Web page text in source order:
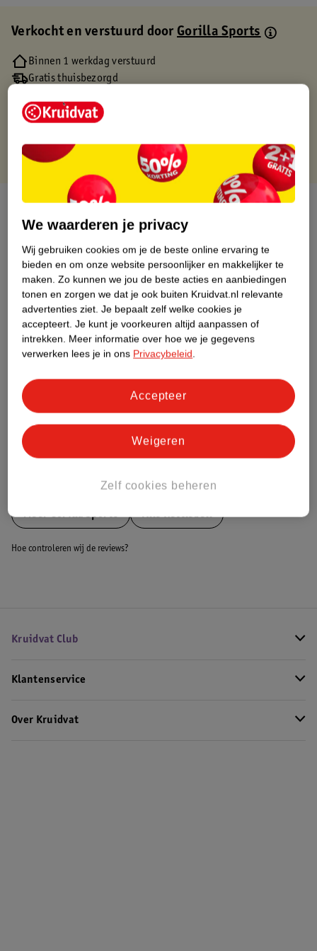
Verkocht en verstuurd doorGorilla Sports
Binnen 1 werkdag verstuurd
Gratis thuisbezorgd
Gratis punten met je Kruidvat kaart
Over dit product
Etiketinformatie
Nature Impact Score
Dit product heeft (nog) geen Nature
Impact Score.
Bestel & Bezorginformatie
MeerGorilla Sports Alle Kettlebell
Hoe controleren wij de reviews?
Kruidvat Club
Klantenservice
Over Kruidvat
We waarderen je privacy
Wij gebruiken cookies om je de beste online ervaring te
bieden en om onze website persoonlijker en makkelijker te
maken. Zo kunnen we jou de beste acties en aanbiedingen
tonen en zorgen we dat je ook buiten Kruidvat.nl relevante
advertenties ziet. Je bepaalt zelf welke cookies je
accepteert. Je kunt je voorkeuren altijd aanpassen of
intrekken. Meer informatie over hoe we je gegevens
verwerken lees je in ons Privacybeleid.
Zelf cookies beheren
Weigeren
Accepteer